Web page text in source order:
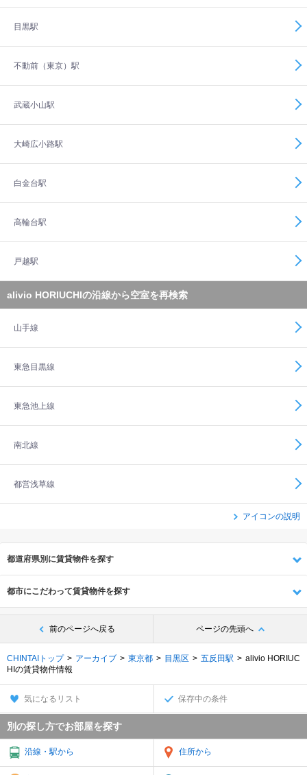
目黒駅
不動前（東京）駅
武蔵小山駅
大崎広小路駅
白金台駅
高輪台駅
戸越駅
alivio HORIUCHIの沿線から空室を再検索
山手線
東急目黒線
東急池上線
南北線
都営浅草線
アイコンの説明
都道府県別に賃貸物件を探す
都市にこだわって賃貸物件を探す
前のページへ戻る ページの先頭へ
CHINTAIトップ アーカイブ 東京都 目黒区 五反田駅
alivio HORIUC
HIの賃貸物件情報
気になるリスト 保存中の条件
別の探し方でお部屋を探す
沿線・駅から 住所から